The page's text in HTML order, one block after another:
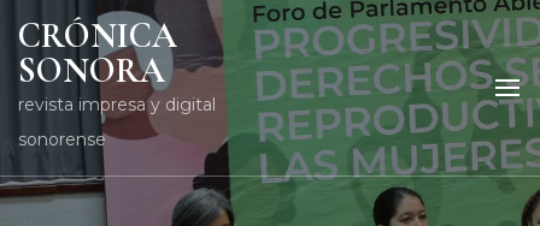
CRÓNICA
SONORA
revista impresa y digital
sonorense